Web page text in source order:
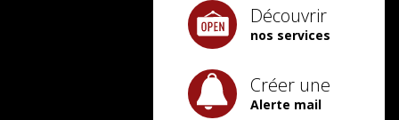
Découvrir
nos services
Créer une
Alerte mail